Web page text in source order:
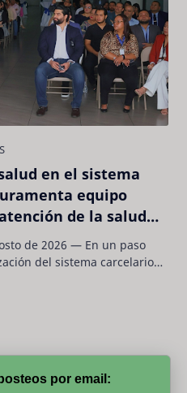
en el sistema
equipo
de la salud
— En un paso
del sistema carcelario
por email: